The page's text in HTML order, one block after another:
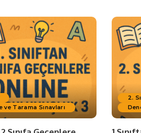
ve Tarama Sınavları
2.